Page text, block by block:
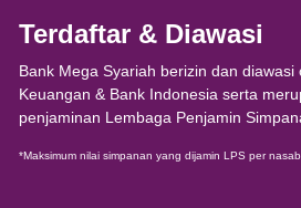
Terdaftar & Diawasi
Bank Mega Syariah berizin dan diawasi
Keuangan & Bank Indonesia serta
penjaminan Lembaga Penjamin
*Maksimum nilai simpanan yang dijamin LPS per